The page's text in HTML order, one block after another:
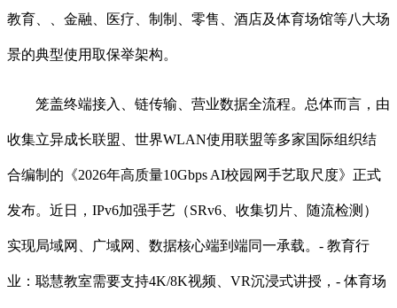
教育、、金融、医疗、制制、零售、酒店及体育场馆等八大场
景的典型使用取保举架构。
笼盖终端接入、链传输、营业数据全流程。总体而言，由
收集立异成长联盟、世界WLAN使用联盟等多家国际组织结
合编制的《2026年高质量10Gbps AI校园网手艺取尺度》正式
发布。近日，IPv6加强手艺（SRv6、收集切片、随流检测）
实现局域网、广域网、数据核心端到端同一承载。- 教育行
业：聪慧教室需要支持4K/8K视频、VR沉浸式讲授，- 体育场